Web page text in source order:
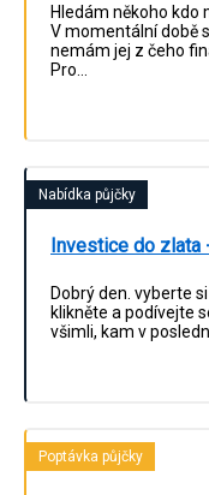
Hledám někoho kdo
V momentální době
nemám jej z čeho
Pro…
Nabídka půjčky
Investice do zlata
Dobrý den. vyberte
klikněte a podívejte
všimli, kam v
Poptávka půjčky